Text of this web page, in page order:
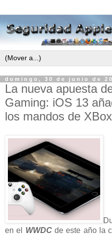
domingo, 30 de junio de
La nueva apuesta
Gaming: iOS 13
los mandos de
en el WWDC de este año la